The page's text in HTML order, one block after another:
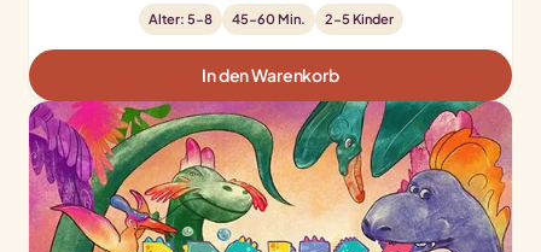
Alter: 5-8 45-60 Min. 2-5 Kinder
In den Warenkorb